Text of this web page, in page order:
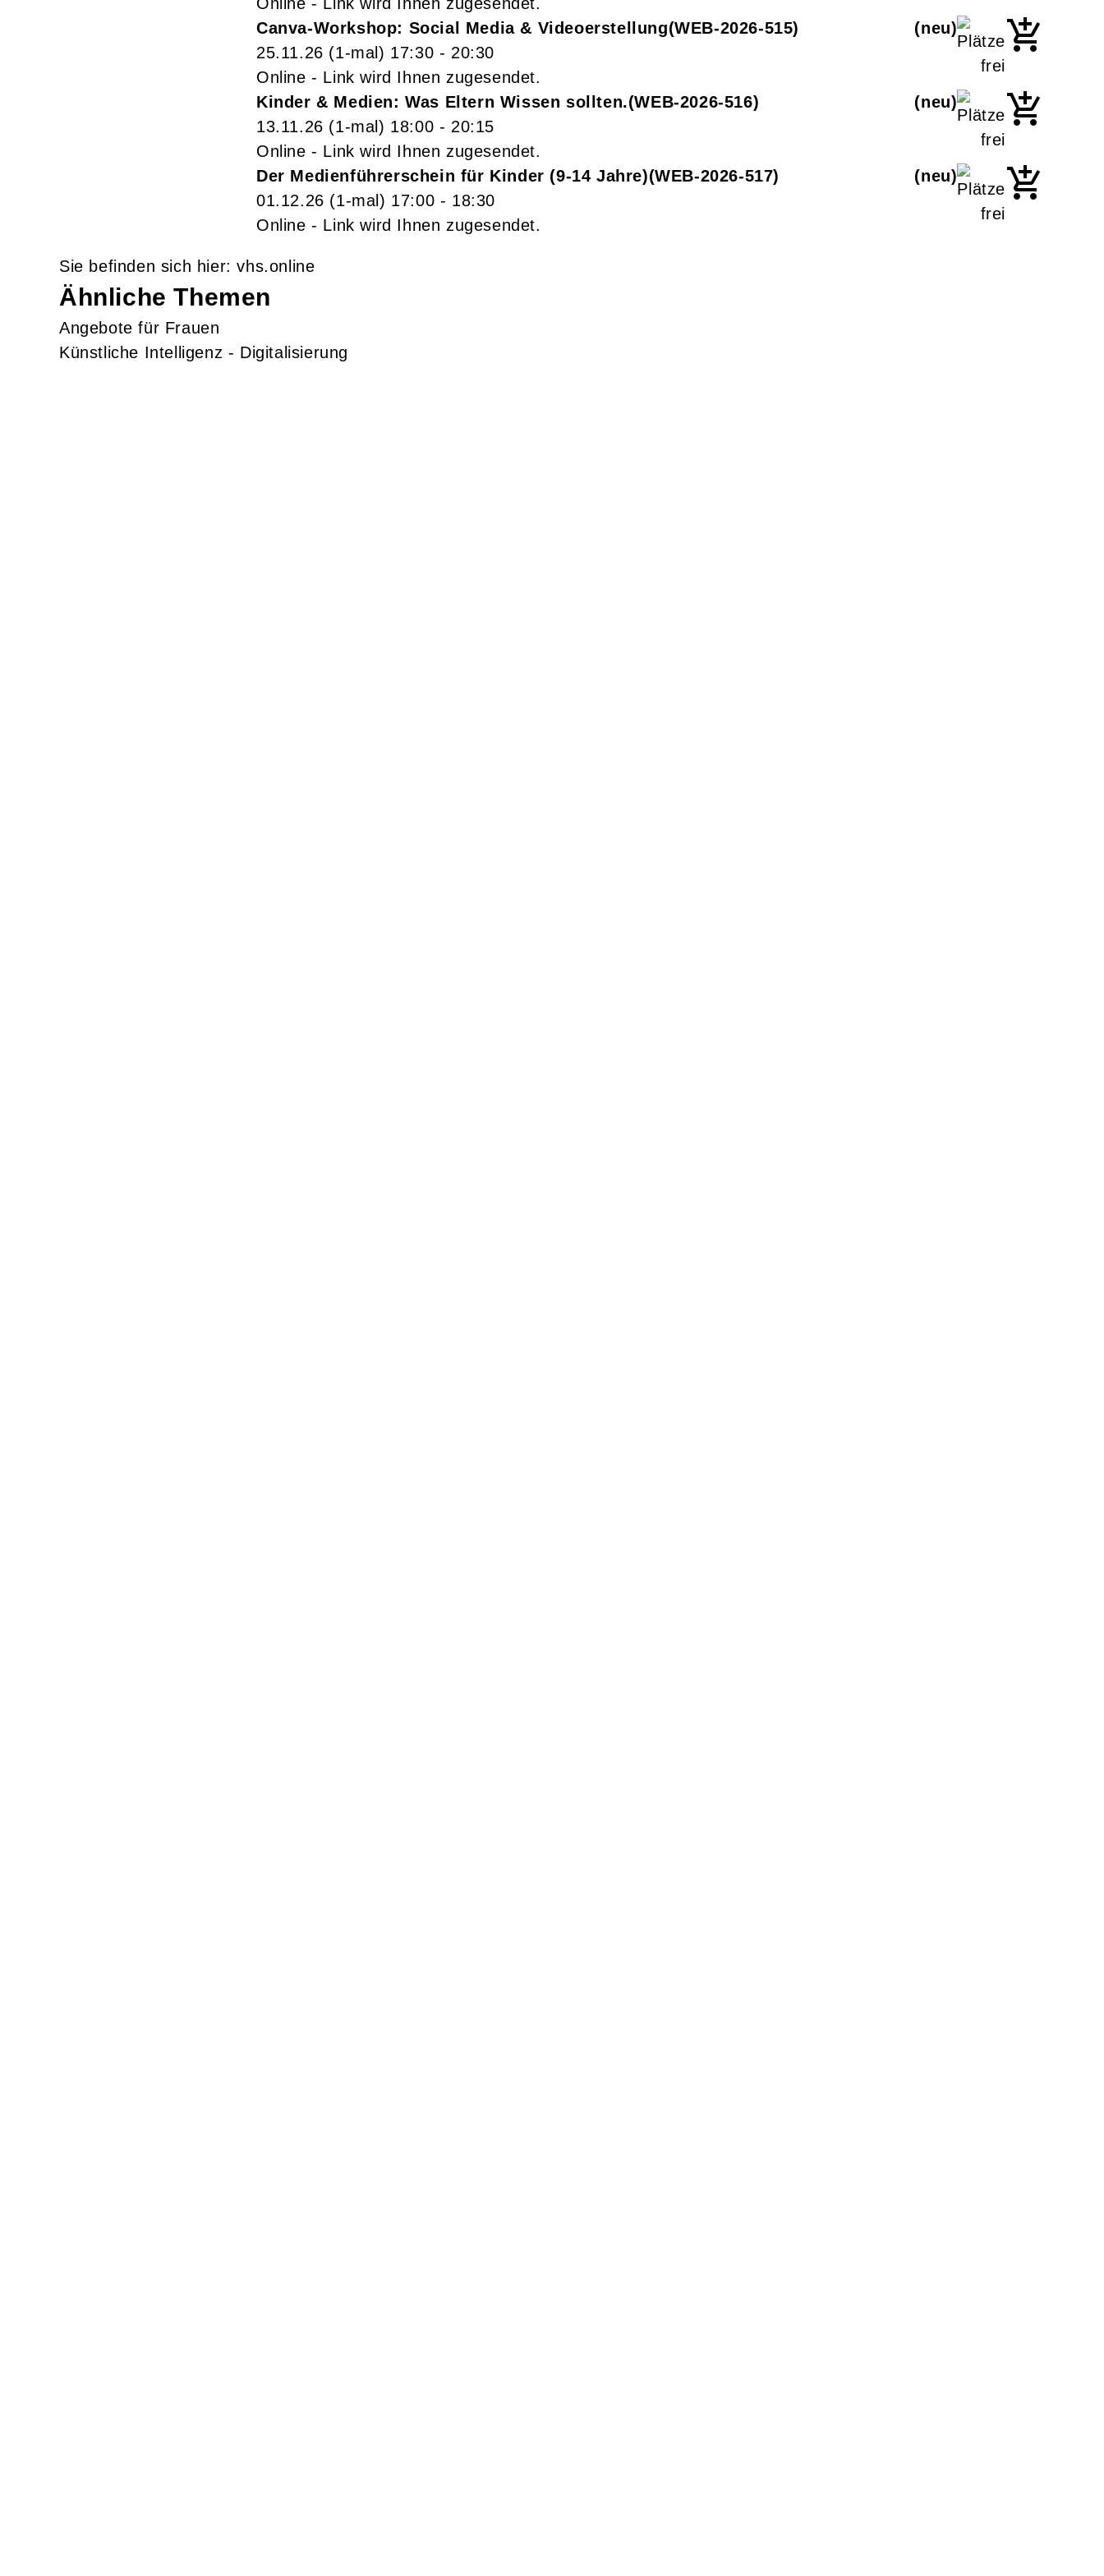
Canva-Workshop: Social Media & Videoerstellung WEB-2026-515
neu
25.11.26 (1-mal) 17:30 - 20:30
Online - Link wird Ihnen zugesendet.
Kinder & Medien: Was Eltern Wissen sollten. WEB-2026-516
neu
13.11.26 (1-mal) 18:00 - 20:15
Online - Link wird Ihnen zugesendet.
Der Medienführerschein für Kinder (9-14 Jahre) WEB-2026-517
neu
01.12.26 (1-mal) 17:00 - 18:30
Online - Link wird Ihnen zugesendet.
vhs.online
Ähnliche Themen
Angebote für Frauen
Künstliche Intelligenz - Digitalisierung